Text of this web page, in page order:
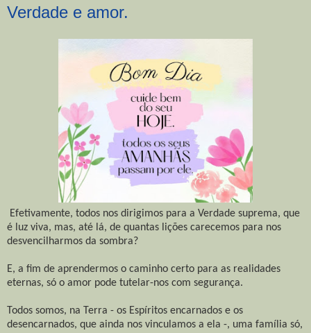
Verdade e amor.
Efetivamente, todos nos dirigimos para a Verdade suprema, que
é luz viva, mas, até lá, de quantas lições carecemos para nos
desvencilharmos da sombra?
E, a fim de aprendermos o caminho certo para as realidades
eternas, só o amor pode tutelar-nos com segurança.
Todos somos, na Terra - os Espíritos encarnados e os
desencarnados, que ainda nos vinculamos a ela -, uma família só,